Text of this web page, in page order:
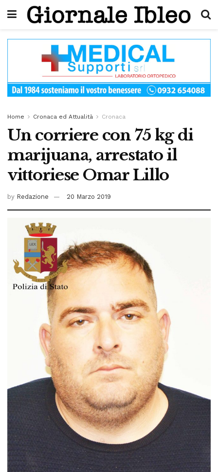
Home Cronaca ed Attualità Cronaca
Un corriere con 75 kg di
marijuana, arrestato il
vittoriese Omar Lillo
by Redazione 20 Marzo 2019